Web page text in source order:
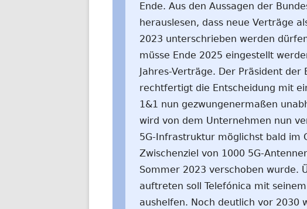
Ende. Aus den Aussagen der
herauslesen, dass neue Verträge
2023 unterschrieben werden
müsse Ende 2025 eingestellt
Jahres-Verträge. Der Präsident
rechtfertigt die Entscheidung mit
1&1 nun gezwungenermaßen
wird von dem Unternehmen nun
5G-Infrastruktur möglichst bald im
Zwischenziel von 1000 5G-
Sommer 2023 verschoben wurde.
auftreten soll Telefónica mit
aushelfen. Noch deutlich vor 2030